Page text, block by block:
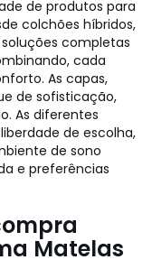
de produtos para
colchões híbridos,
completas
cada
As capas,
de sofisticação,
As diferentes
de escolha,
de sono
e preferências
Matelas